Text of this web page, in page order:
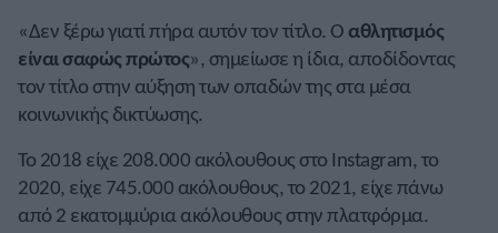
«Δεν ξέρω γιατί πήρα αυτόν τον τίτλο. Ο αθλητισμός
είναι σαφώς πρώτος», σημείωσε η ίδια, αποδίδοντας
τον τίτλο στην αύξηση των οπαδών της στα μέσα
κοινωνικής δικτύωσης.
Το 2018 είχε 208.000 ακόλουθους στο Instagram, το
2020, είχε 745.000 ακόλουθους, το 2021, είχε πάνω
από 2 εκατομμύρια ακόλουθους στην πλατφόρμα.